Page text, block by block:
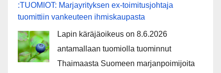
:TUOMIOT: Marjayrityksen ex-toimitusjohtaja
tuomittiin vankeuteen ihmiskaupasta
Lapin käräjäoikeus on 8.6.2026
antamallaan tuomiolla tuominnut
Thaimaasta Suomeen marjanpoimijoita